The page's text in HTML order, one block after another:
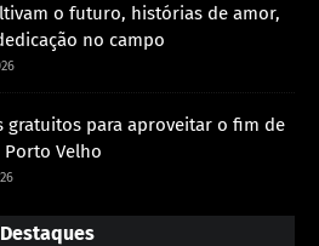
o futuro, histórias de amor,
no campo
gratuitos para aproveitar o fim de
Porto Velho
Destaques